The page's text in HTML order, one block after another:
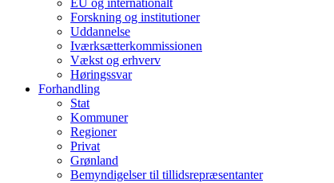
EU og internationalt
Forskning og institutioner
Uddannelse
Iværksætterkommissionen
Vækst og erhverv
Høringssvar
Forhandling
Stat
Kommuner
Regioner
Privat
Grønland
Bemyndigelser til tillidsrepræsentanter